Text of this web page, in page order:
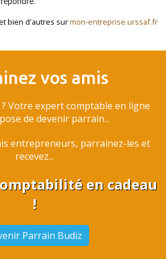
bien d'autres surmon-entreprise.urssaf.fr
vos amis
Votre expert comptable en ligne
de devenir parrain...
entrepreneurs, parrainez-les et
recevez...
en cadeau
!
Parrain Budiz